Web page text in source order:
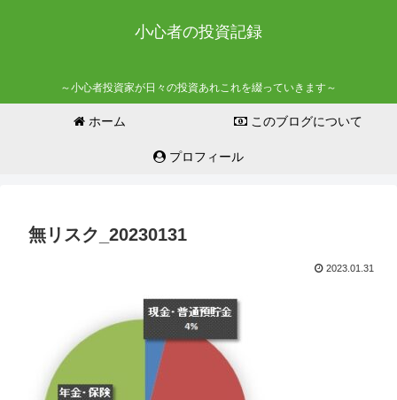
小心者の投資記録
～小心者投資家が日々の投資あれこれを綴っていきます～
ホーム このブログについて
プロフィール
無リスク_20230131
2023.01.31